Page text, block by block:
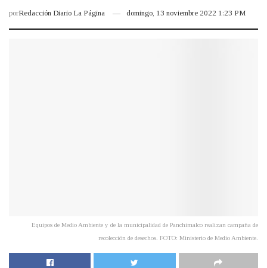
porRedacción Diario La Página domingo, 13 noviembre 2022 1:23 PM
Equipos de Medio Ambiente y de la municipalidad de Panchimalco realizan campaña de
recolección de desechos. FOTO: Ministerio de Medio Ambiente.